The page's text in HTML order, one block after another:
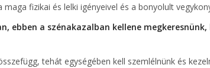
maga fizikai és lelki igényeivel és a bonyolult
ebben a szénakazalban kellene
tehát egységében kell szemlélnünk és